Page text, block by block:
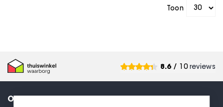
Toon
8.6/ 10 reviews
ONTVANG 10% KORTING